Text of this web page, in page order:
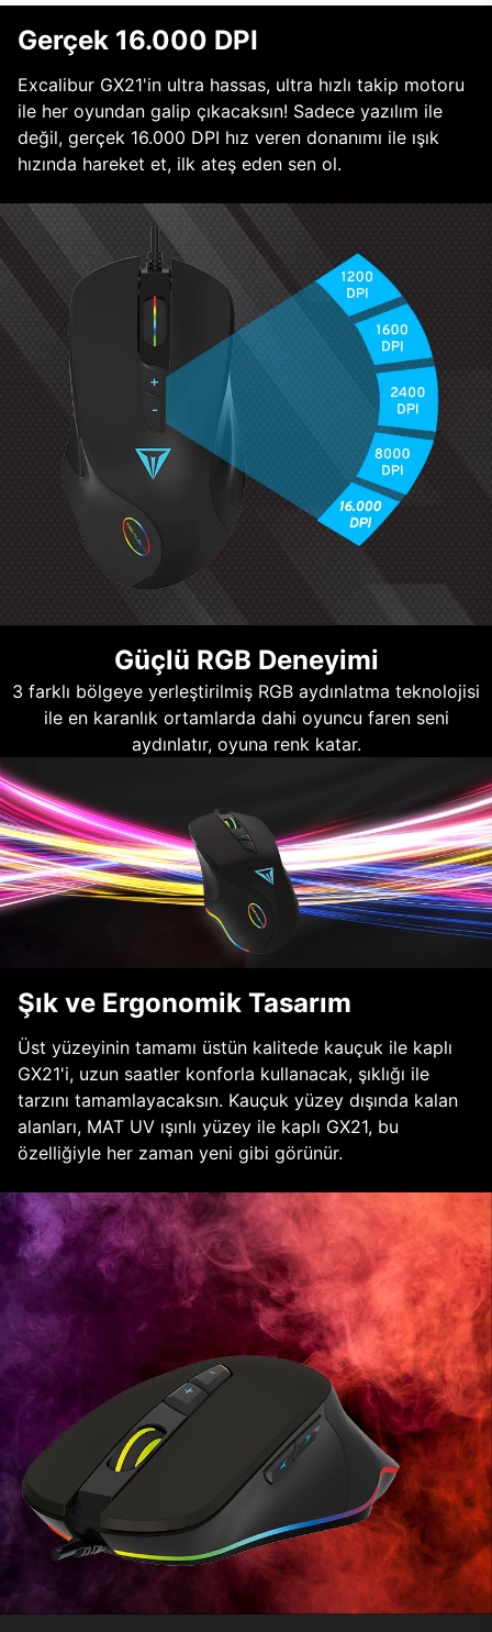
Gerçek 16.000 DPI
Excalibur GX21'in ultra hassas, ultra hızlı takip motoru
ile her oyundan galip çıkacaksın! Sadece yazılım ile
değil, gerçek 16.000 DPI hız veren donanımı ile ışık
hızında hareket et, ilk ateş eden sen ol.
Güçlü RGB Deneyimi
3 farklı bölgeye yerleştirilmiş RGB aydınlatma teknolojisi
ile en karanlık ortamlarda dahi oyuncu faren seni
aydınlatır, oyuna renk katar.
Şık ve Ergonomik Tasarım
Üst yüzeyinin tamamı üstün kalitede kauçuk ile kaplı
GX21'i, uzun saatler konforla kullanacak, şıklığı ile
tarzını tamamlayacaksın. Kauçuk yüzey dışında kalan
alanları, MAT UV ışınlı yüzey ile kaplı GX21, bu
özelliğiyle her zaman yeni gibi görünür.